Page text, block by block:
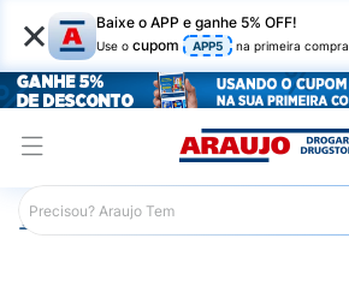
× Baixe o APP e ganhe 5% OFF!
Use o cupom APP5 na primeira compra
Araujo Medicamentos